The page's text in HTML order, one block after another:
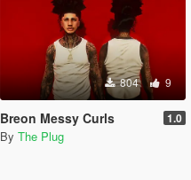
804 9
Breon Messy Curls 1.0
By The Plug